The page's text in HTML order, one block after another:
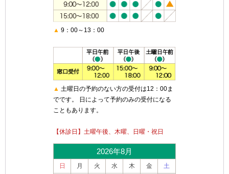
▲ 9：00～13：00
▲ 土曜日の予約のない方の受付は12：00ま
でです。 日によって予約のみの受付になる
こともあります。
【休診日】土曜午後、木曜、日曜・祝日
2026年8月
日 月 火 水 木 金
土